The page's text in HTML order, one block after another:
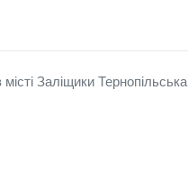
місті Заліщики